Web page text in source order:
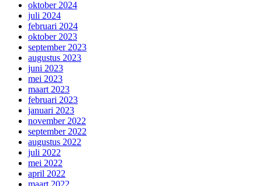
oktober 2024
juli 2024
februari 2024
oktober 2023
september 2023
augustus 2023
juni 2023
mei 2023
maart 2023
februari 2023
januari 2023
november 2022
september 2022
augustus 2022
juli 2022
mei 2022
april 2022
maart 2022